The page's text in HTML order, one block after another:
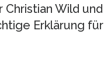
Wild und
Erklärung für